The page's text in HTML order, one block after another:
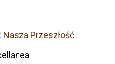
Nasza Przeszłość